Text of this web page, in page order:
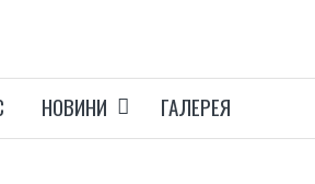
НОВИНИ ГАЛЕРЕЯ